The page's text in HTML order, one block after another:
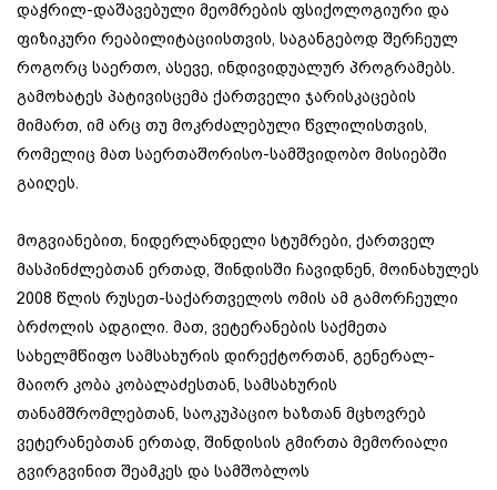
დაჭრილ-დაშავებული მეომრების ფსიქოლოგიური და
ფიზიკური რეაბილიტაციისთვის, საგანგებოდ შერჩეულ
როგორც საერთო, ასევე, ინდივიდუალურ პროგრამებს.
გამოხატეს პატივისცემა ქართველი ჯარისკაცების
მიმართ, იმ არც თუ მოკრძალებული წვლილისთვის,
რომელიც მათ საერთაშორისო-სამშვიდობო მისიებში
გაიღეს.
მოგვიანებით, ნიდერლანდელი სტუმრები, ქართველ
მასპინძლებთან ერთად, შინდისში ჩავიდნენ, მოინახულეს
2008 წლის რუსეთ-საქართველოს ომის ამ გამორჩეული
ბრძოლის ადგილი. მათ, ვეტერანების საქმეთა
სახელმწიფო სამსახურის დირექტორთან, გენერალ-
მაიორ კობა კობალაძესთან, სამსახურის
თანამშრომლებთან, საოკუპაციო ხაზთან მცხოვრებ
ვეტერანებთან ერთად, შინდისის გმირთა მემორიალი
გვირგვინით შეამკეს და სამშობლოს